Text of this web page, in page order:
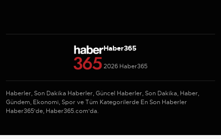
Haber365
2026 Haber365
Haberler, Son Dakika Haberler, Güncel Haberler, Son Dakika, Haber,
Gündem, Ekonomi, Spor ve Tüm Kategorilerde En Son Haberler
Haber365'de, Haber365.com'da.